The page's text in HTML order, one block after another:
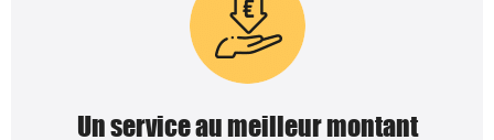
Un service au meilleur montant